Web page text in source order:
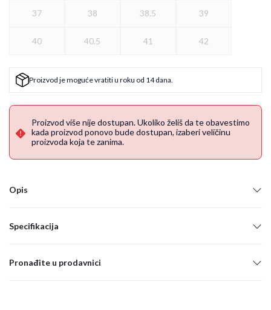
37 38 38.5 39
40 40.5 41 42
Proizvod je moguće vratiti u roku od 14 dana.
Proizvod više nije dostupan. Ukoliko želiš da te obavestimo
kada proizvod ponovo bude dostupan, izaberi veličinu
proizvoda koja te zanima.
Opis
Specifikacija
Pronađite u prodavnici